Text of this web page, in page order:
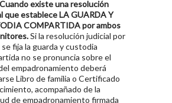
existe una resolución
que establece LA GUARDA Y
COMPARTIDA por ambos
Si la resolución judicial por
se fija la guarda y custodia
no se pronuncia sobre el
empadronamiento deberá
Libro de familia o Certificado
acompañado de la
de empadronamiento firmada